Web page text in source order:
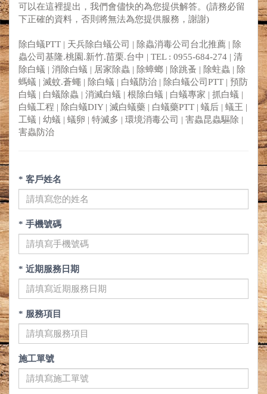
可以在這裡提出，我們會儘快的為您提供解答。(請務必留
下正確的資料，否則將無法為您提供服務，謝謝)
除白蟻PTT | 天兵除白蟻公司 | 除蟲消毒公司台北推薦 | 除
蟲公司基隆.桃園.新竹.苗栗.台中 | TEL : 0955-684-274 | 清
除白蟻 | 消除白蟻 | 居家除蟲 | 除蟑螂 | 除跳蚤 | 除蛀蟲 | 除
螞蟻 | 滅蚊.蒼蠅 | 除白蟻 | 白蟻防治 | 除白蟻公司PTT | 預防
白蟻 | 白蟻除蟲 | 消滅白蟻 | 根除白蟻 | 白蟻專家 | 抓白蟻 |
白蟻工程 | 除白蟻DIY | 滅白蟻藥 | 白蟻藥PTT | 蟻后 | 蟻王 |
工蟻 | 幼蟻 | 蟻卵 | 特滅多 | 環境消毒公司 | 害蟲昆蟲驅除 |
害蟲防治
* 客戶姓名
* 手機號碼
* 近期服務日期
* 服務項目
施工單號